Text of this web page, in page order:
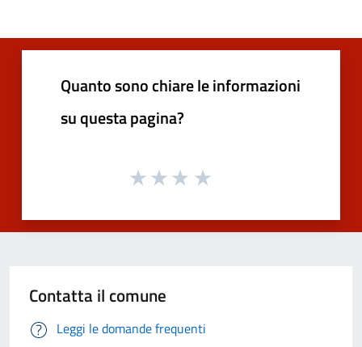
Quanto sono chiare le informazioni
su questa pagina?
Contatta il comune
Leggi le domande frequenti